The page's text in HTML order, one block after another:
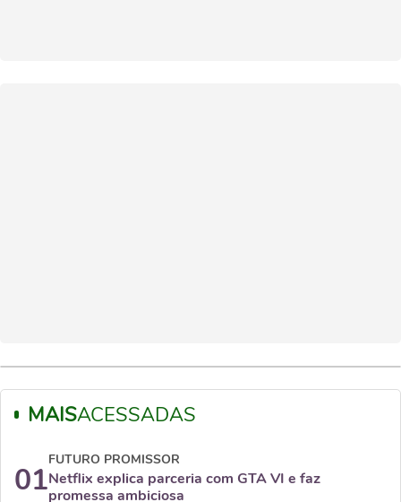
MAISACESSADAS
01
FUTURO PROMISSOR
Netflix explica parceria com GTA VI e faz
promessa ambiciosa